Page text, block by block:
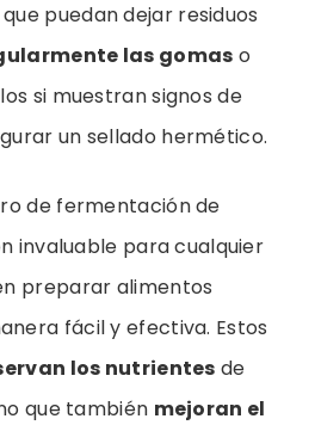
puedan dejar residuos
las gomas o
si muestran signos de
un sellado hermético.
de fermentación de
invaluable para cualquier
preparar alimentos
fácil y efectiva. Estos
los nutrientes de
que también mejoran el